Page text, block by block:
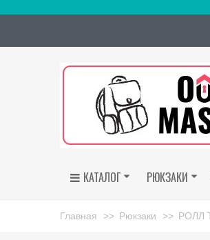
КАТАЛОГ РЮКЗАКИ
Главная >> Рюкзаки >> РОЛЛ